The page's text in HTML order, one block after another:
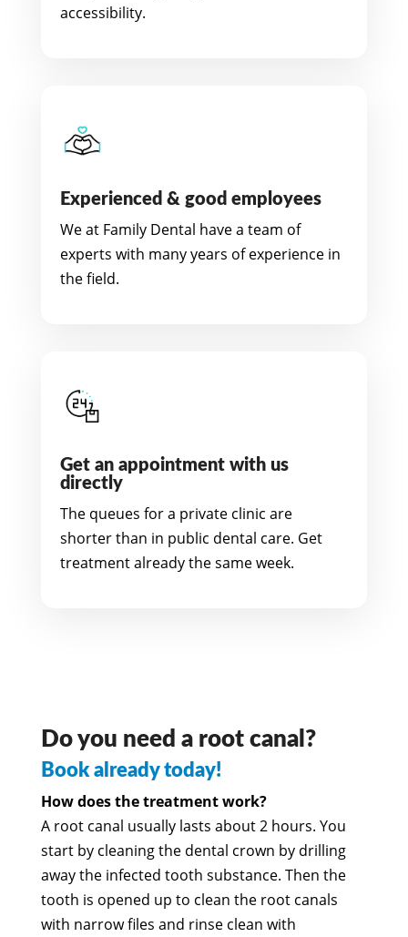
accessibility.
Experienced & good employees
We at Family Dental have a team of
experts with many years of experience in
the field.
Get an appointment with us
directly
The queues for a private clinic are
shorter than in public dental care. Get
treatment already the same week.
Do you need a root canal?
Book already today!
How does the treatment work?
A root canal usually lasts about 2 hours. You
start by cleaning the dental crown by drilling
away the infected tooth substance. Then the
tooth is opened up to clean the root canals
with narrow files and rinse clean with